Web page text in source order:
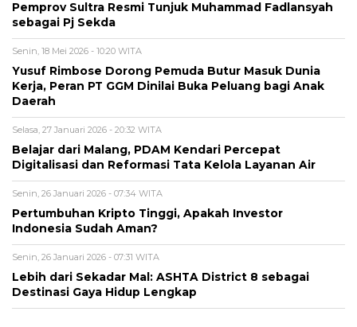
Pemprov Sultra Resmi Tunjuk Muhammad Fadlansyah
sebagai Pj Sekda
Senin, 18 Mei 2026 - 10:20 WITA
Yusuf Rimbose Dorong Pemuda Butur Masuk Dunia
Kerja, Peran PT GGM Dinilai Buka Peluang bagi Anak
Daerah
Selasa, 27 Januari 2026 - 20:32 WITA
Belajar dari Malang, PDAM Kendari Percepat
Digitalisasi dan Reformasi Tata Kelola Layanan Air
Senin, 26 Januari 2026 - 07:34 WITA
Pertumbuhan Kripto Tinggi, Apakah Investor
Indonesia Sudah Aman?
Senin, 26 Januari 2026 - 07:31 WITA
Lebih dari Sekadar Mal: ASHTA District 8 sebagai
Destinasi Gaya Hidup Lengkap